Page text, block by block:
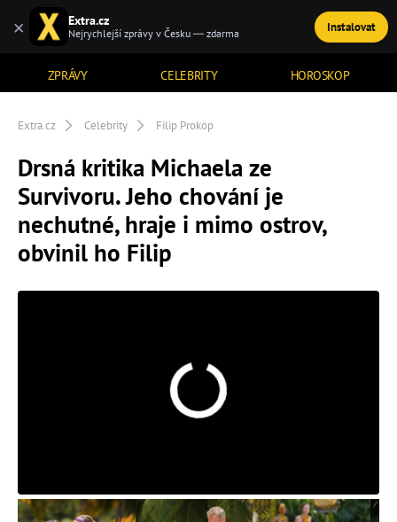
ZPRÁVY CELEBRITY HOROSKOP
TÉMATA
Extra.cz Celebrity Filip Prokop
Drsná kritika Michaela ze
Survivoru. Jeho chování je
nechutné, hraje i mimo ostrov,
obvinil ho Filip
× Extra.cz
Nejrychlejší zprávy v Česku — zdarma Instalovat